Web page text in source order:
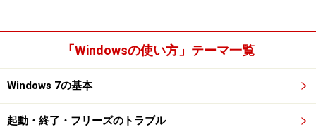
「Windowsの使い方」テーマ一覧
Windows 7の基本
起動・終了・フリーズのトラブル